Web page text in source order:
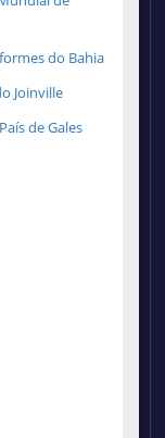
do Bahia
Joinville
de Gales